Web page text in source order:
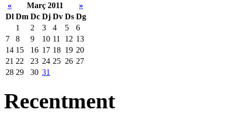
« Març 2011
»
Dl Dm Dc Dj Dv Ds Dg
1
2 3 4 5
6
7
8 9 10 11 12 13
14 15 16 17 18 19 20
21 22 23 24 25 26 27
28 29 30 31
Recentment